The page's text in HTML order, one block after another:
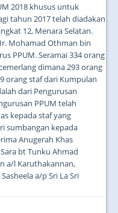
2018 khusus untuk
tahun 2017 telah diadakan
12, Menara Selatan.
Mohamad Othman bin
PPUM. Seramai 334 orang
dimana 293 orang
orang staf dari Kumpulan
dari Pengurusan
PPUM telah
kepada staf yang
sumbangan kepada
Anugerah Khas
bt Tunku Ahmad
a/l Karuthakannan,
a/p Sri La Sri